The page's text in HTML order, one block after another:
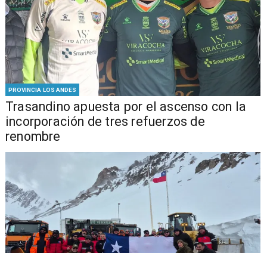
PROVINCIA LOS ANDES
Trasandino apuesta por el ascenso con la
incorporación de tres refuerzos de
renombre